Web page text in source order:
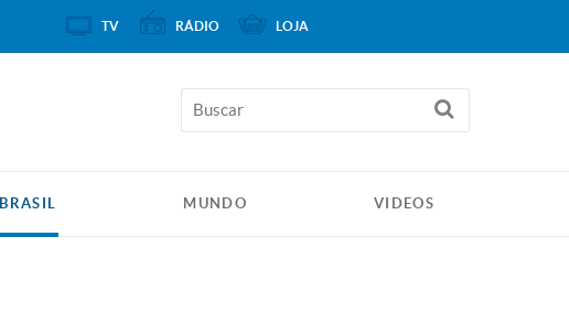
BRASIL MUNDO VIDEOS
TV RÁDIO LOJA